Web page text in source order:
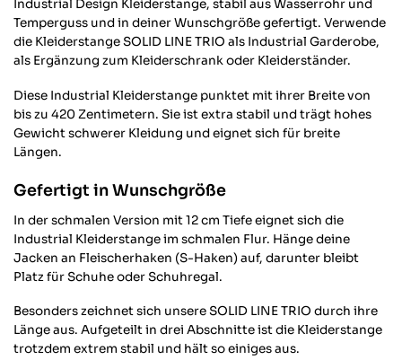
Industrial Design Kleiderstange, stabil aus Wasserrohr und
Temperguss und in deiner Wunschgröße gefertigt. Verwende
die Kleiderstange SOLID LINE TRIO als Industrial Garderobe,
als Ergänzung zum Kleiderschrank oder Kleiderständer.
Diese Industrial Kleiderstange punktet mit ihrer Breite von
bis zu 420 Zentimetern. Sie ist extra stabil und trägt hohes
Gewicht schwerer Kleidung und eignet sich für breite
Längen.
Gefertigt in Wunschgröße
In der schmalen Version mit 12 cm Tiefe eignet sich die
Industrial Kleiderstange im schmalen Flur. Hänge deine
Jacken an Fleischerhaken (S-Haken) auf, darunter bleibt
Platz für Schuhe oder Schuhregal.
Besonders zeichnet sich unsere SOLID LINE TRIO durch ihre
Länge aus. Aufgeteilt in drei Abschnitte ist die Kleiderstange
trotzdem extrem stabil und hält so einiges aus.